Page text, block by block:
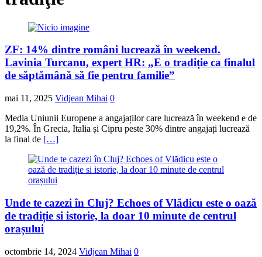
ZF: 14% dintre români lucrează în weekend.
Lavinia Turcanu, expert HR: „E o tradiție ca finalul
de săptămână să fie pentru familie”
mai 11, 2025 Vidjean Mihai 0
Media Uniunii Europene a angajaților care lucrează în weekend e de
19,2%. În Grecia, Italia și Cipru peste 30% dintre angajați lucrează
la final de […]
Unde te cazezi în Cluj? Echoes of Vlădicu este o oază
de tradiție si istorie, la doar 10 minute de centrul
orașului
octombrie 14, 2024 Vidjean Mihai 0